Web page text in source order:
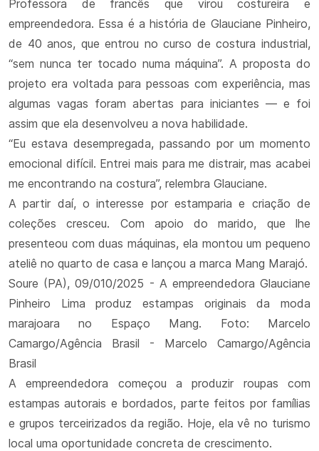
Professora de francês que virou costureira e
empreendedora. Essa é a história de Glauciane Pinheiro,
de 40 anos, que entrou no curso de costura industrial,
“sem nunca ter tocado numa máquina”. A proposta do
projeto era voltada para pessoas com experiência, mas
algumas vagas foram abertas para iniciantes — e foi
assim que ela desenvolveu a nova habilidade.
“Eu estava desempregada, passando por um momento
emocional difícil. Entrei mais para me distrair, mas acabei
me encontrando na costura”, relembra Glauciane.
A partir daí, o interesse por estamparia e criação de
coleções cresceu. Com apoio do marido, que lhe
presenteou com duas máquinas, ela montou um pequeno
ateliê no quarto de casa e lançou a marca Mang Marajó.
Soure (PA), 09/010/2025 - A empreendedora Glauciane
Pinheiro Lima produz estampas originais da moda
marajoara no Espaço Mang. Foto: Marcelo
Camargo/Agência Brasil - Marcelo Camargo/Agência
Brasil
A empreendedora começou a produzir roupas com
estampas autorais e bordados, parte feitos por famílias
e grupos terceirizados da região. Hoje, ela vê no turismo
local uma oportunidade concreta de crescimento.